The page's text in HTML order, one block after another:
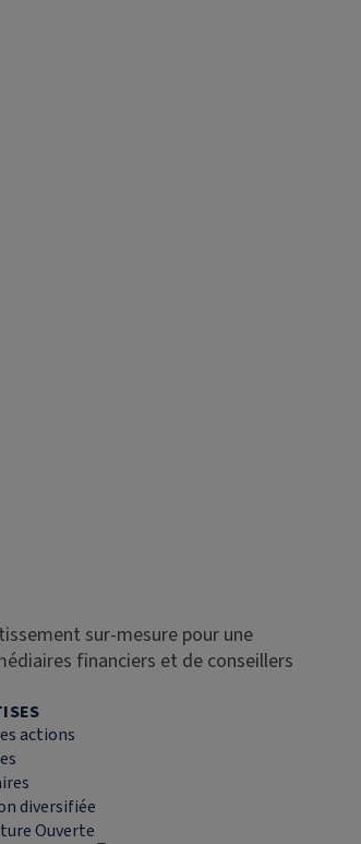
sur-mesure pour une
financiers et de conseillers
actions
diversifiée
Ouverte